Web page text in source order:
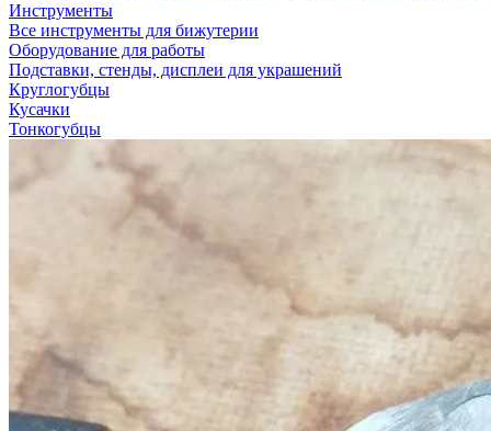
Инструменты
Все инструменты для бижутерии
Оборудование для работы
Подставки, стенды, дисплеи для украшений
Круглогубцы
Кусачки
Тонкогубцы